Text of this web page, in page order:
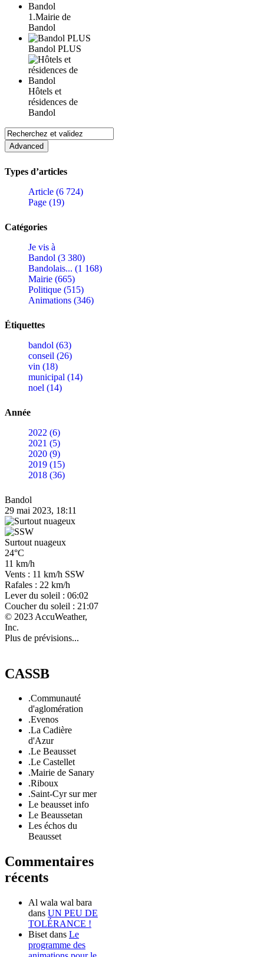
1.Mairie de
Bandol
Bandol PLUS
Hôtels et
résidences de
Bandol
Types d’articles
Article (6 724)
Page (19)
Catégories
Je vis à
Bandol (3 380)
Bandolais... (1 168)
Mairie (665)
Politique (515)
Animations (346)
Étiquettes
bandol (63)
conseil (26)
vin (18)
municipal (14)
noel (14)
Année
2022 (6)
2021 (5)
2020 (9)
2019 (15)
2018 (36)
Bandol
29 mai 2023, 18:11
Surtout nuageux
24°C
11 km/h
Vents : 11 km/h SSW
Rafales : 22 km/h
Lever du soleil : 06:02
Coucher du soleil : 21:07
© 2023 AccuWeather,
Inc.
Plus de prévisions...
CASSB
.Communauté
d'aglomération
.Evenos
.La Cadière
d'Azur
.Le Beausset
.Le Castellet
.Mairie de Sanary
.Riboux
.Saint-Cyr sur mer
Le beausset info
Le Beaussetan
Les échos du
Beausset
Commentaires
récents
Al wala wal bara
dans UN PEU DE
TOLÉRANCE !
Biset dans Le
programme des